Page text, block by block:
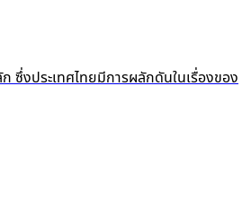
ซึ่งประเทศไทยมีการผลักดันในเรื่องของ